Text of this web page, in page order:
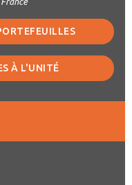
À L'UNITÉ